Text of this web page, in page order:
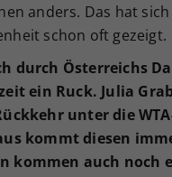
anders. Das hat
schon oft gezeigt.
durch Österreichs
ein Ruck. Julia
unter die
kommt diesen
kommen auch noch